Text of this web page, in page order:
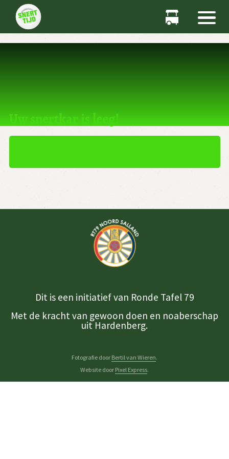
Dit product kan niet worden gekocht.
Uw snertkar is leeg!
Dit is een initiatief van Ronde Tafel 79
Met de kracht van gewoon doen en noaberschap
uit Hardenberg.
Fotografie door Bertil van Wieren.
Website door Pixel Express.